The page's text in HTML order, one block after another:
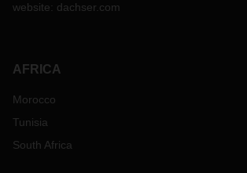
website: dachser.com
AFRICA
Morocco
Tunisia
South Africa